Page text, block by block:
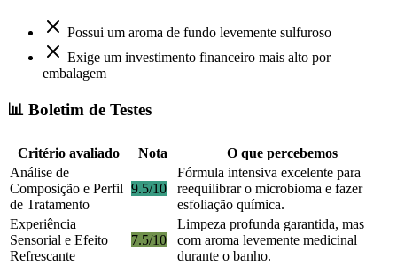
Possui um aroma de fundo levemente sulfuroso
Exige um investimento financeiro mais alto por
embalagem
📊 Boletim de Testes
Critério avaliado Nota
O que percebemos
Análise de
Composição e Perfil
de Tratamento
9.5/10
Fórmula intensiva excelente para
reequilibrar o microbioma e fazer
esfoliação química.
Experiência
Sensorial e Efeito
Refrescante
7.5/10
Limpeza profunda garantida, mas
com aroma levemente medicinal
durante o banho.